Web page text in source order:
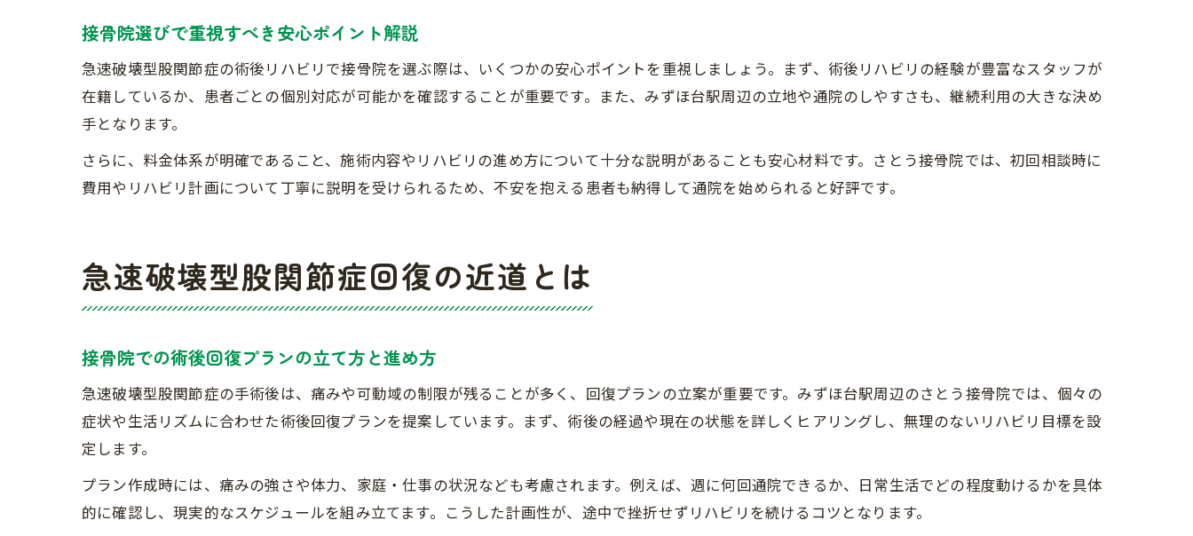
接骨院選びで重視すべき安心ポイント解説
急速破壊型股関節症の術後リハビリで接骨院を選ぶ際は、いくつかの安心ポイントを重視しましょう。まず、術後リハビリの経験が豊富なスタッフが
在籍しているか、患者ごとの個別対応が可能かを確認することが重要です。また、みずほ台駅周辺の立地や通院のしやすさも、継続利用の大きな決め
手となります。
さらに、料金体系が明確であること、施術内容やリハビリの進め方について十分な説明があることも安心材料です。さとう接骨院では、初回相談時に
費用やリハビリ計画について丁寧に説明を受けられるため、不安を抱える患者も納得して通院を始められると好評です。
急速破壊型股関節症回復の近道とは
接骨院での術後回復プランの立て方と進め方
急速破壊型股関節症の手術後は、痛みや可動域の制限が残ることが多く、回復プランの立案が重要です。みずほ台駅周辺のさとう接骨院では、個々の
症状や生活リズムに合わせた術後回復プランを提案しています。まず、術後の経過や現在の状態を詳しくヒアリングし、無理のないリハビリ目標を設
定します。
プラン作成時には、痛みの強さや体力、家庭・仕事の状況なども考慮されます。例えば、週に何回通院できるか、日常生活でどの程度動けるかを具体
的に確認し、現実的なスケジュールを組み立てます。こうした計画性が、途中で挫折せずリハビリを続けるコツとなります。